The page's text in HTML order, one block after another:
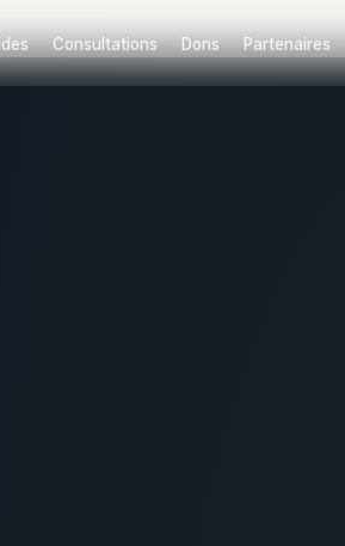
Consultations Dons Partenaires